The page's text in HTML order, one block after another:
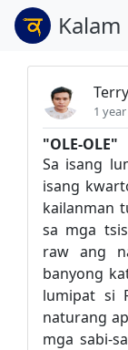
Kalam
1
"OLE-OLE"
Sa isang
isang
kailanman
sa mga
raw ang
banyong
lumipat si
naturang
mga sabi-